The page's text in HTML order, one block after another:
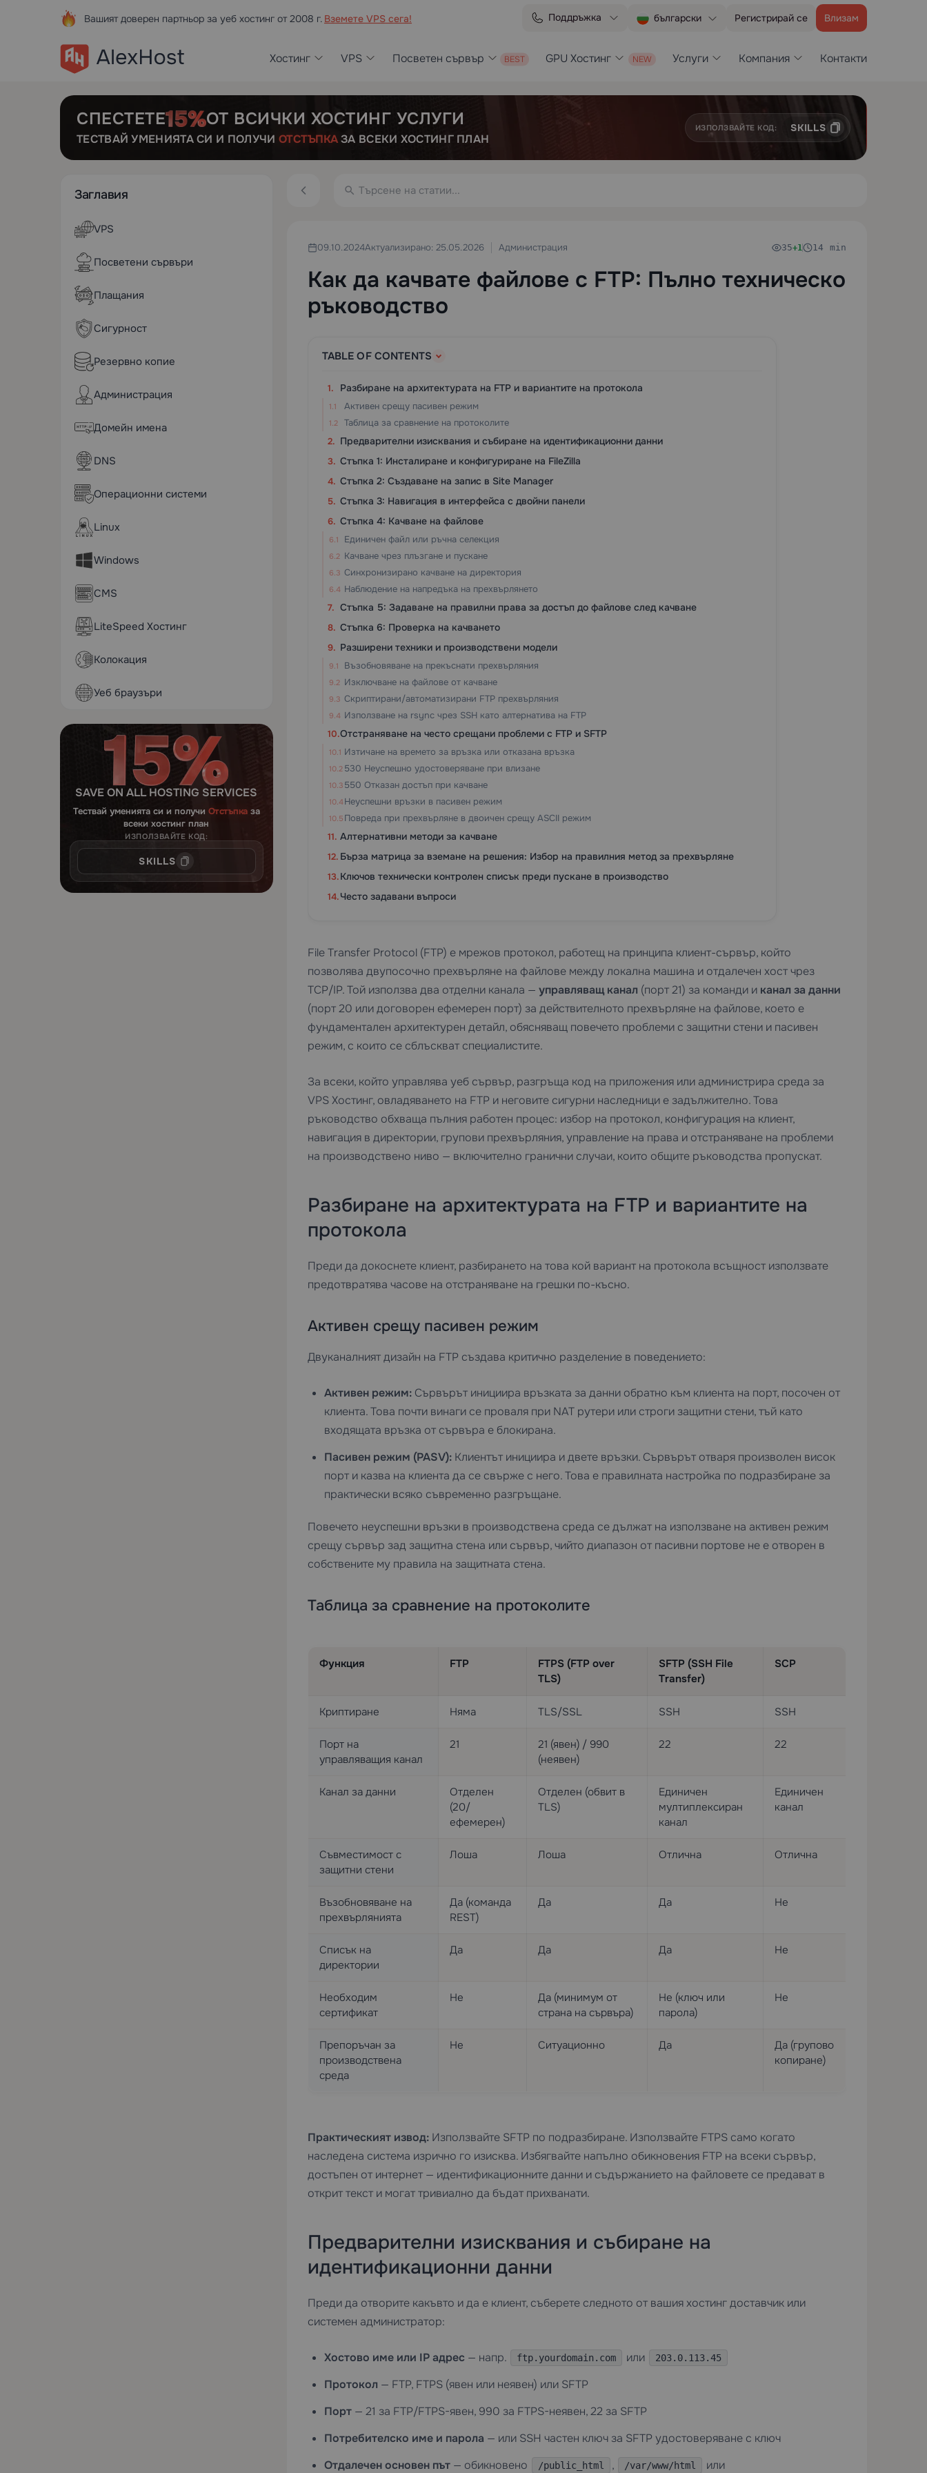
Вашият доверен партньор за уеб хостинг от 2008 г. Вземете VPS сега! Поддръжка български Регистрирай се Влизам
Хостинг VPS Посветен сървър GPU Хостинг Услуги Компания Контакти
СПЕСТЕТЕ ОТ ВСИЧКИ ХОСТИНГ УСЛУГИ
ТЕСТВАЙ УМЕНИЯТА СИ И ПОЛУЧИ ОТСТЪПКАЗА ВСЕКИ ХОСТИНГ ПЛАН
ИЗПОЛЗВАЙТЕ КОД: SKILLS
Заглавия
VPS
Посветени сървъри
Плащания
Сигурност
Резервно копие
Администрация
Домейн имена
DNS
Операционни системи
Linux
Windows
CMS
LiteSpeed Хостинг
Колокация
Уеб браузъри
SAVE ON ALL HOSTING SERVICES
Тествай уменията си и получи Отстъпказа
всеки хостинг план
ИЗПОЛЗВАЙТЕ КОД:
SKILLS
09.10.2024Актуализирано: 25.05.2026 Администрация 35+1 14 min
Как да качвате файлове с FTP: Пълно техническо
ръководство
TABLE OF CONTENTS
Разбиране на архитектурата на FTP и вариантите на протокола
Активен срещу пасивен режим
Таблица за сравнение на протоколите
Предварителни изисквания и събиране на идентификационни данни
Стъпка 1: Инсталиране и конфигуриране на FileZilla
Стъпка 2: Създаване на запис в Site Manager
Стъпка 3: Навигация в интерфейса с двойни панели
Стъпка 4: Качване на файлове
Единичен файл или ръчна селекция
Качване чрез плъзгане и пускане
Синхронизирано качване на директория
Наблюдение на напредъка на прехвърлянето
Стъпка 5: Задаване на правилни права за достъп до файлове след качване
Стъпка 6: Проверка на качването
Разширени техники и производствени модели
Възобновяване на прекъснати прехвърляния
Изключване на файлове от качване
Скриптирани/автоматизирани FTP прехвърляния
Използване на rsync чрез SSH като алтернатива на FTP
Отстраняване на често срещани проблеми с FTP и SFTP
Изтичане на времето за връзка или отказана връзка
530 Неуспешно удостоверяване при влизане
550 Отказан достъп при качване
Неуспешни връзки в пасивен режим
Повреда при прехвърляне в двоичен срещу ASCII режим
Алтернативни методи за качване
Бърза матрица за вземане на решения: Избор на правилния метод за прехвърляне
Ключов технически контролен списък преди пускане в производство
Често задавани въпроси
File Transfer Protocol (FTP) е мрежов протокол, работещ на принципа клиент-сървър, който
позволява двупосочно прехвърляне на файлове между локална машина и отдалечен хост чрез
TCP/IP. Той използва два отделни канала — управляващ канал (порт 21) за команди и канал за данни
(порт 20 или договорен ефемерен порт) за действителното прехвърляне на файлове, което е
фундаментален архитектурен детайл, обясняващ повечето проблеми с защитни стени и пасивен
режим, с които се сблъскват специалистите.
За всеки, който управлява уеб сървър, разгръща код на приложения или администрира среда за
VPS Хостинг, овладяването на FTP и неговите сигурни наследници е задължително. Това
ръководство обхваща пълния работен процес: избор на протокол, конфигурация на клиент,
навигация в директории, групови прехвърляния, управление на права и отстраняване на проблеми
на производствено ниво — включително гранични случаи, които общите ръководства пропускат.
Разбиране на архитектурата на FTP и вариантите на
протокола
Преди да докоснете клиент, разбирането на това кой вариант на протокола всъщност използвате
предотвратява часове на отстраняване на грешки по-късно.
Активен срещу пасивен режим
Двуканалният дизайн на FTP създава критично разделение в поведението:
Активен режим:Сървърът инициира връзката за данни обратно към клиента на порт, посочен от
клиента. Това почти винаги се проваля при NAT рутери или строги защитни стени, тъй като
входящата връзка от сървъра е блокирана.
Пасивен режим (PASV):Клиентът инициира и двете връзки. Сървърът отваря произволен висок
порт и казва на клиента да се свърже с него. Това е правилната настройка по подразбиране за
практически всяко съвременно разгръщане.
Повечето неуспешни връзки в производствена среда се дължат на използване на активен режим
срещу сървър зад защитна стена или сървър, чийто диапазон от пасивни портове не е отворен в
собствените му правила на защитната стена.
Таблица за сравнение на протоколите
Функция FTP
FTPS (FTP over
TLS)
SFTP (SSH File
Transfer)
SCP
Криптиране Няма TLS/SSL SSH SSH
Порт на
управляващия канал
21
21 (явен) / 990
(неявен)
22 22
Канал за данни
Отделен
(20/
ефемерен)
Отделен (обвит в
TLS)
Единичен
мултиплексиран
канал
Единичен
канал
Съвместимост с
защитни стени
Лоша Лоша Отлична Отлична
Възобновяване на
прехвърлянията
Да (команда
REST)
Да Да Не
Списък на
директории
Да Да Да Не
Необходим
сертификат
Не
Да (минимум от
страна на сървъра)
Не (ключ или
парола)
Не
Препоръчан за
производствена
среда
Не Ситуационно Да
Да (групово
копиране)
Практическият извод:Използвайте SFTP по подразбиране. Използвайте FTPS само когато
наследена система изрично го изисква. Избягвайте напълно обикновения FTP на всеки сървър,
достъпен от интернет — идентификационните данни и съдържанието на файловете се предават в
открит текст и могат тривиално да бъдат прихванати.
Предварителни изисквания и събиране на
идентификационни данни
Преди да отворите какъвто и да е клиент, съберете следното от вашия хостинг доставчик или
системен администратор:
Хостово име или IP адрес— напр. ftp.yourdomain.com или 203.0.113.45
Протокол — FTP, FTPS (явен или неявен) или SFTP
Порт— 21 за FTP/FTPS-явен, 990 за FTPS-неявен, 22 за SFTP
Потребителско име и парола — или SSH частен ключ за SFTP удостоверяване с ключ
Отдалечен основен път— обикновено /public_html , /var/www/html или